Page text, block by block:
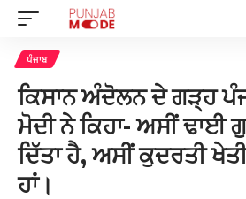
ਪੰਜਾਬ
ਕਿਸਾਨ ਅੰਦੋਲਨ ਦੇ ਗੜ੍ਹ
ਮੋਦੀ ਨੇ ਕਿਹਾ- ਅਸੀਂ ਢਾਈ
ਦਿੱਤਾ ਹੈ, ਅਸੀਂ ਕੁਦਰਤੀ
ਹਾਂ।